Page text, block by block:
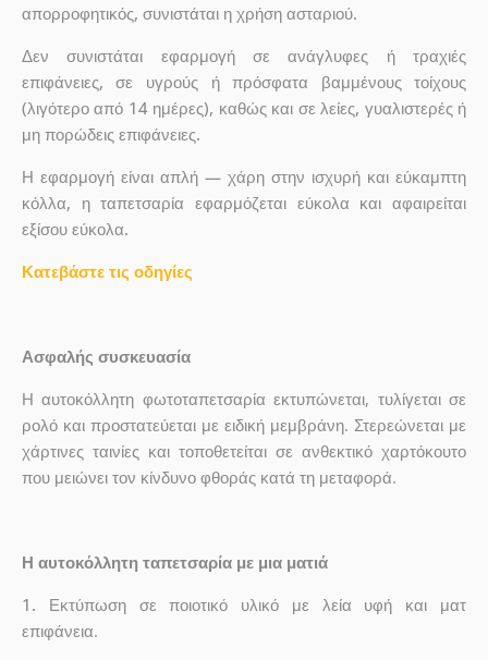
απορροφητικός, συνιστάται η χρήση ασταριού.
Δεν συνιστάται εφαρμογή σε ανάγλυφες ή τραχιές
επιφάνειες, σε υγρούς ή πρόσφατα βαμμένους τοίχους
(λιγότερο από 14 ημέρες), καθώς και σε λείες, γυαλιστερές ή
μη πορώδεις επιφάνειες.
Η εφαρμογή είναι απλή — χάρη στην ισχυρή και εύκαμπτη
κόλλα, η ταπετσαρία εφαρμόζεται εύκολα και αφαιρείται
εξίσου εύκολα.
Κατεβάστε τις οδηγίες
Ασφαλής συσκευασία
Η αυτοκόλλητη φωτοταπετσαρία εκτυπώνεται, τυλίγεται σε
ρολό και προστατεύεται με ειδική μεμβράνη. Στερεώνεται με
χάρτινες ταινίες και τοποθετείται σε ανθεκτικό χαρτόκουτο
που μειώνει τον κίνδυνο φθοράς κατά τη μεταφορά.
Η αυτοκόλλητη ταπετσαρία με μια ματιά
1. Εκτύπωση σε ποιοτικό υλικό με λεία υφή και ματ
επιφάνεια.